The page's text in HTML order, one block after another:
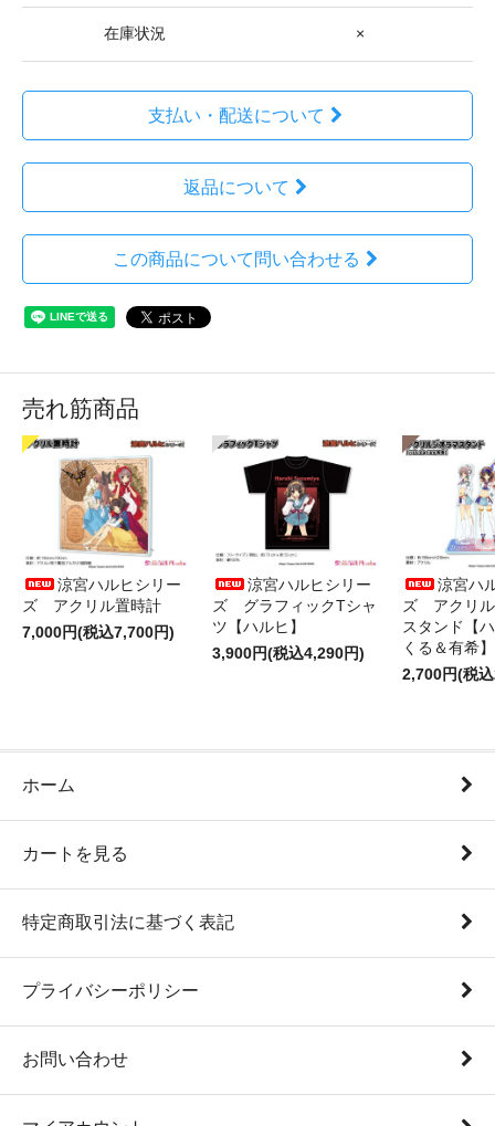
在庫状況 ×
支払い・配送について
返品について
この商品について問い合わせる
売れ筋商品
涼宮ハルヒシリー
ズ アクリル置時計
7,000円(税込7,700円)
涼宮ハルヒシリー
ズ グラフィックTシャ
ツ【ハルヒ】
3,900円(税込4,290円)
涼宮ハ
ズ アクリル
スタンド【
くる＆有希】
2,700円(税
ホーム
カートを見る
特定商取引法に基づく表記
プライバシーポリシー
お問い合わせ